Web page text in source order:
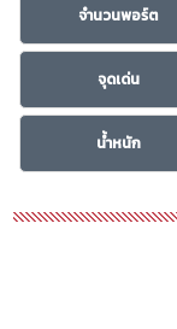
จำนวนพอร์ต
จุดเด่น
น้ำหนัก